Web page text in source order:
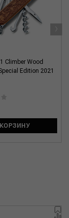
Climber Wood
Edition 2021
›